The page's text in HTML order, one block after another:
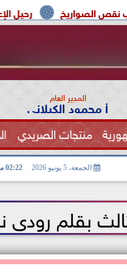
رحيل الإعلامية سونيا كمال
المدير العام
أ محمود الكيلاني
منتجات الصريدي
الجمعة، 5 يونيو 2026 02:22 مـ
بقلم رودى